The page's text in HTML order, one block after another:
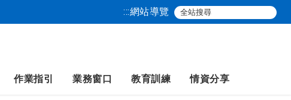
:::網站導覽
作業指引 業務窗口 教育訓練 情資分享